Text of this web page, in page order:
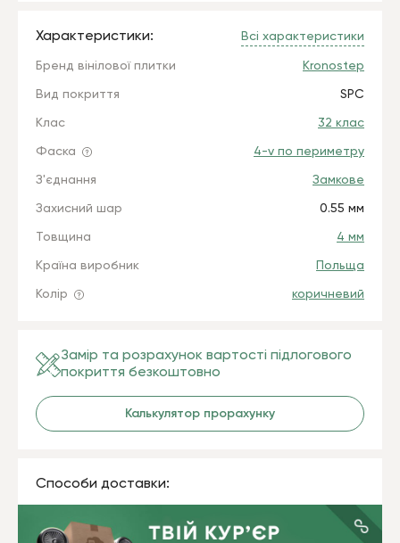
Характеристики: Всі характеристики
Бренд вінілової плитки Kronostep
Вид покриття SPC
Клас 32 клас
Фаска 4-v по периметру
З'єднання Замкове
Захисний шар 0.55 мм
Товщина 4 мм
Країна виробник Польща
Колір коричневий
Замір та розрахунок вартості підлогового
покриття безкоштовно
Калькулятор прорахунку
Способи доставки: